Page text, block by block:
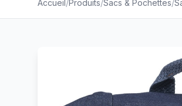
Accueil/Produits/Sacs & Pochettes/